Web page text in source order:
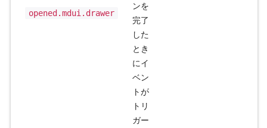
opened.mdui.drawer
ンを
完了
した
とき
にイ
ベン
トが
トリ
ガー